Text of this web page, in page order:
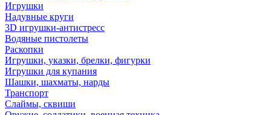
Игрушки
Надувные круги
3D игрушки-антистресс
Водяные пистолеты
Раскопки
Игрушки, указки, брелки, фигурки
Игрушки для купания
Шашки, шахматы, нарды
Транспорт
Слаймы, сквиши